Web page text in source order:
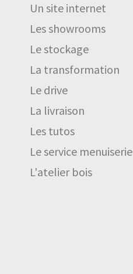
Un site internet
Les showrooms
Le stockage
La transformation
Le drive
La livraison
Les tutos
Le service menuiserie
L'atelier bois